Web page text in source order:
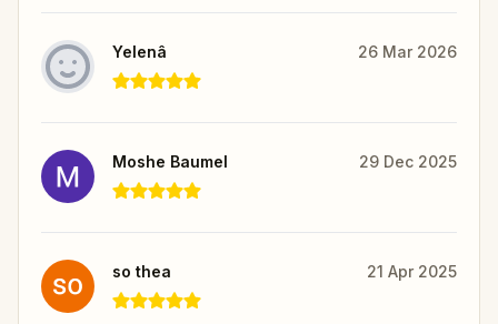
Yelenâ 26 Mar 2026
Moshe Baumel 29 Dec 2025
so thea 21 Apr 2025